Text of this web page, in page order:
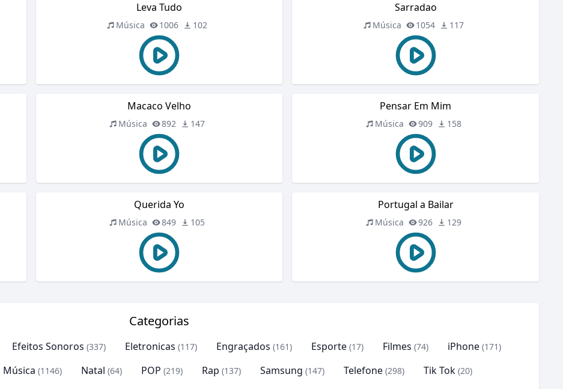
Leva Tudo
Música 1006 102
Sarradao
Música 1054 117
Macaco Velho
Música 892 147
Pensar Em Mim
Música 909 158
Querida Yo
Música 849 105
Portugal a Bailar
Música 926 129
Categorias
Efeitos Sonoros (337) Eletronicas (117) Engraçados (161) Esporte (17) Filmes (74) iPhone (171)
Música (1146) Natal (64) POP (219) Rap (137) Samsung (147) Telefone (298) Tik Tok (20)